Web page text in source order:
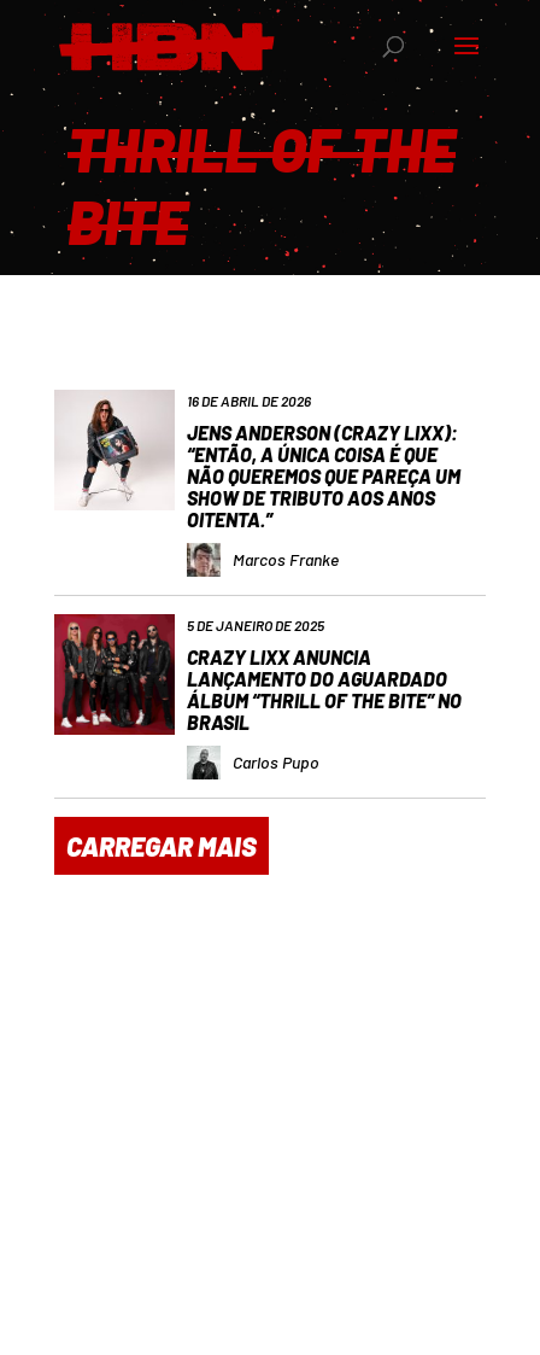
THRILL OF THE
BITE
16 DE ABRIL DE 2026
JENS ANDERSON (CRAZY LIXX):
“ENTÃO, A ÚNICA COISA É QUE
NÃO QUEREMOS QUE PAREÇA UM
SHOW DE TRIBUTO AOS ANOS
OITENTA.”
Marcos Franke
5 DE JANEIRO DE 2025
CRAZY LIXX ANUNCIA
LANÇAMENTO DO AGUARDADO
ÁLBUM “THRILL OF THE BITE” NO
BRASIL
Carlos Pupo
CARREGAR MAIS